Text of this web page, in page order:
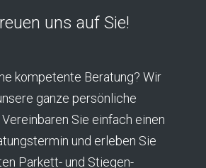
uns auf Sie!
kompetente Beratung? Wir
ganze persönliche
Sie einfach einen
und erleben Sie
Parkett- und Stiegen-